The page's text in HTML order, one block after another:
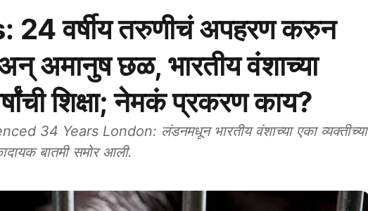
वर्षीय तरुणीचं अपहरण करुन
अमानुष छळ, भारतीय वंशाच्या
शिक्षा; नेमकं प्रकरण काय?
34 Years London: लंडनमधून भारतीय वंशाच्या एका व्यक्तीच्या
बातमी समोर आली.